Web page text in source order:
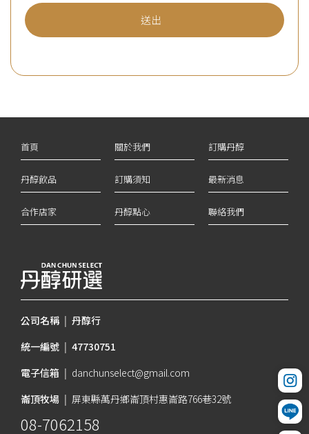
送出
公司名稱 | 丹醇行
統一編號 | 47730751
電子信箱 | danchunselect@gmail.com
崙頂牧場 | 屏東縣萬丹鄉崙頂村惠崙路766巷32號
08-7062158
首頁 關於我們 訂購丹醇
丹醇飲品 訂購須知 最新消息
合作店家 丹醇點心 聯絡我們